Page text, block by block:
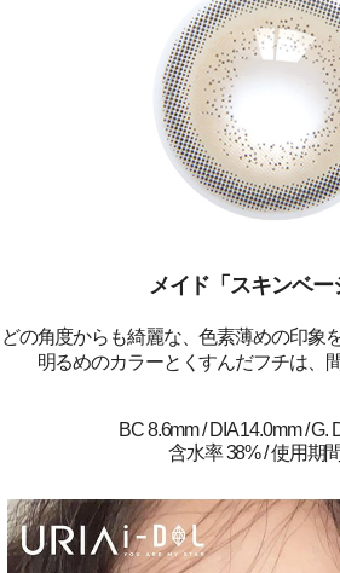
メイド「スキンベー
どの角度からも綺麗な、色素薄めの印象
明るめのカラーとくすんだフチは、
BC 8.6mm / DIA 14.0mm / G.
含水率 38% / 使用期